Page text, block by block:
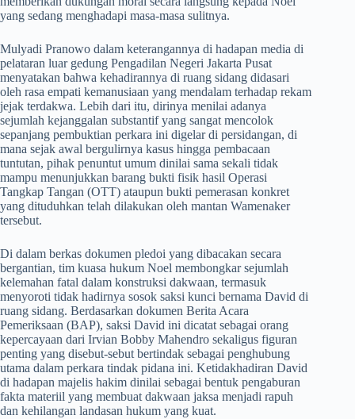
yang sedang menghadapi masa-masa sulitnya.
​Mulyadi Pranowo dalam keterangannya di hadapan media di
pelataran luar gedung Pengadilan Negeri Jakarta Pusat
menyatakan bahwa kehadirannya di ruang sidang didasari
oleh rasa empati kemanusiaan yang mendalam terhadap rekam
jejak terdakwa. Lebih dari itu, dirinya menilai adanya
sejumlah kejanggalan substantif yang sangat mencolok
sepanjang pembuktian perkara ini digelar di persidangan, di
mana sejak awal bergulirnya kasus hingga pembacaan
tuntutan, pihak penuntut umum dinilai sama sekali tidak
mampu menunjukkan barang bukti fisik hasil Operasi
Tangkap Tangan (OTT) ataupun bukti pemerasan konkret
yang dituduhkan telah dilakukan oleh mantan Wamenaker
tersebut.
​Di dalam berkas dokumen pledoi yang dibacakan secara
bergantian, tim kuasa hukum Noel membongkar sejumlah
kelemahan fatal dalam konstruksi dakwaan, termasuk
menyoroti tidak hadirnya sosok saksi kunci bernama David di
ruang sidang. Berdasarkan dokumen Berita Acara
Pemeriksaan (BAP), saksi David ini dicatat sebagai orang
kepercayaan dari Irvian Bobby Mahendro sekaligus figuran
penting yang disebut-sebut bertindak sebagai penghubung
utama dalam perkara tindak pidana ini. Ketidakhadiran David
di hadapan majelis hakim dinilai sebagai bentuk pengaburan
fakta materiil yang membuat dakwaan jaksa menjadi rapuh
dan kehilangan landasan hukum yang kuat.